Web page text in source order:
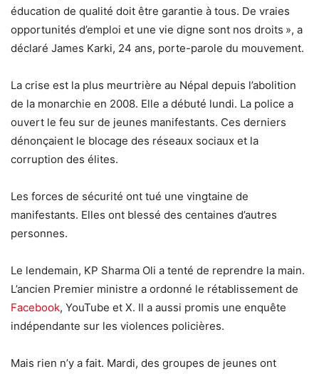
éducation de qualité doit être garantie à tous. De vraies
opportunités d’emploi et une vie digne sont nos droits », a
déclaré James Karki, 24 ans, porte-parole du mouvement.
La crise est la plus meurtrière au Népal depuis l’abolition
de la monarchie en 2008. Elle a débuté lundi. La police a
ouvert le feu sur de jeunes manifestants. Ces derniers
dénonçaient le blocage des réseaux sociaux et la
corruption des élites.
Les forces de sécurité ont tué une vingtaine de
manifestants. Elles ont blessé des centaines d’autres
personnes.
Le lendemain, KP Sharma Oli a tenté de reprendre la main.
L’ancien Premier ministre a ordonné le rétablissement de
Facebook, YouTube et X. Il a aussi promis une enquête
indépendante sur les violences policières.
Mais rien n’y a fait. Mardi, des groupes de jeunes ont